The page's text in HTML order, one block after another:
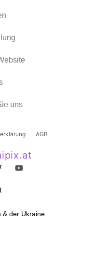
uns
AGB
der Ukraine.